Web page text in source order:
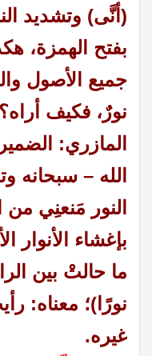
(أنَّى) وتشديد
بفتح الهمزة،
جميع الأصول
نورٌ، فكيف أراه؟
المازري:
الله – سبحانه
النور مَنعنِي
بإغشاء الأنوار
ما حالتْ بين
نورًا)؛ معناه:
غيره.